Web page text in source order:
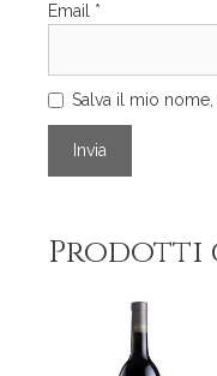
Email *
Salva il mio
Prodotti